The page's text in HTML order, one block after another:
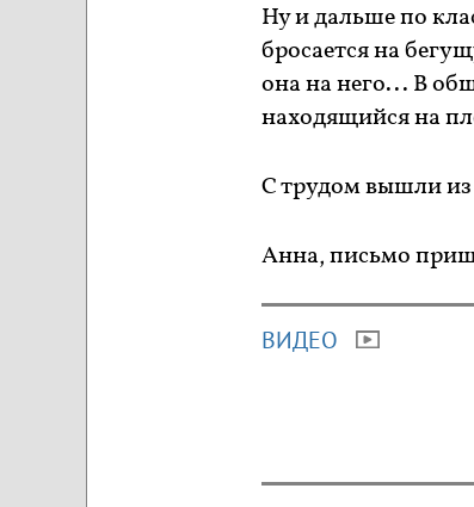
Ну и дальше по
бросается на
она на него... В
находящийся на
С трудом вышли из
Анна, письмо
ВИДЕО